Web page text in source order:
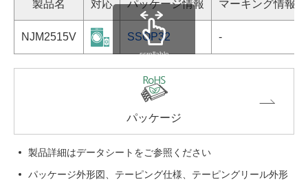
製品名 対応 パッケージ情報 マーキング情報
NJM2515V SSOP32 -
scrollable
パッケージ
製品詳細はデータシートをご参照ください
パッケージ外形図、テーピング仕様、テーピングリール外形